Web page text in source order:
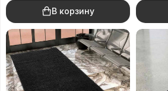
В корзину